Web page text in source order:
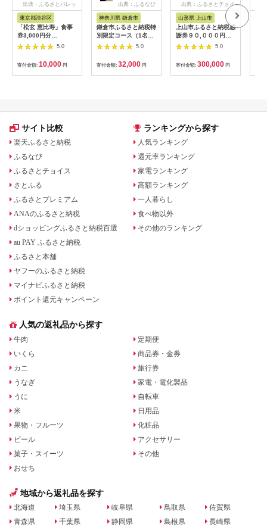
出典：ふるさとパレッ
東京都渋谷区
「松玄 恵比寿」食事
券3,000円分
【098004】 チケット
お食事券 和食 十割蕎
麦 旬食材 コース料理
鍋 ランチ 会食 デート
利用券 ギフト プレゼ
5.0
寄付金額: 10,000 円
出典：ふるなび
神奈川県 鎌倉市
鎌倉市ふるさと納税特
別限定コース（1名様
分）～MOKICHI
KAMAKURAの特別全
7品～ | 食事券 コース
料理 全7品 人気 おす
すめ 和洋折衷 記念日
5.0
寄付金額: 32,000 円
出典：ふるさとチョイ
山形県 上山市
上山市ふるさと納税感
謝券９０,０００円
分 0023-22085.0
寄付金額: 300,000 円
サイト比較
楽天ふるさと納税
ふるなび
ふるさとチョイス
さとふる
ふるさとプレミアム
ANAのふるさと納税
dショッピングふるさと納税百選
au PAY ふるさと納税
ふるさと本舗
ヤフーのふるさと納税
マイナビふるさと納税
ポイント還元キャンペーン
ランキングから探す
人気ランキング
還元率ランキング
家電ランキング
高額ランキング
一人暮らし
食べ物以外
その他のランキング
人気の返礼品から探す
牛肉
いくら
カニ
うなぎ
うに
米
果物・フルーツ
ビール
菓子・スイーツ
おせち
定期便
商品券・金券
旅行券
家電・電化製品
自転車
日用品
化粧品
アクセサリー
その他
地域から返礼品を探す
北海道
青森県
埼玉県
千葉県
岐阜県
静岡県
鳥取県
島根県
佐賀県
長崎県